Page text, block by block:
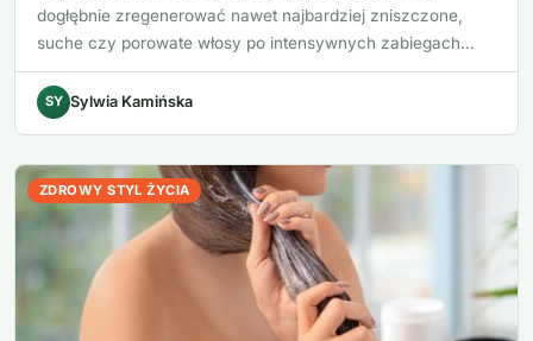
dogłębnie zregenerować nawet najbardziej zniszczone,
suche czy porowate włosy po intensywnych zabiegach
fryz…
SY Sylwia Kamińska
ZDROWY STYL ŻYCIA